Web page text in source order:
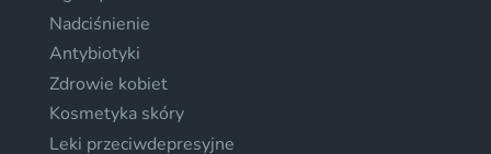
Nadciśnienie
Antybiotyki
Zdrowie kobiet
Kosmetyka skóry
Leki przeciwdepresyjne